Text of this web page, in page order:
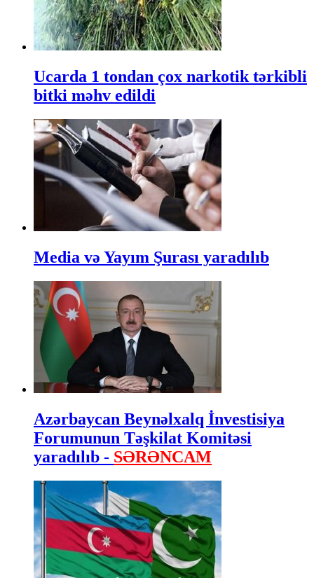
Ucarda 1 tondan çox narkotik tərkibli
bitki məhv edildi
Media və Yayım Şurası yaradılıb
Azərbaycan Beynəlxalq İnvestisiya
Forumunun Təşkilat Komitəsi
yaradılıb - SƏRƏNCAM